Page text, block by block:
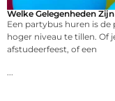
Welke Gelegenheden
Een partybus huren is
hoger niveau te tillen. Of
afstudeerfeest, of een